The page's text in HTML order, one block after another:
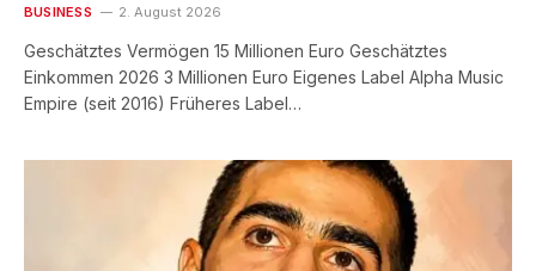
BUSINESS 2. August 2026
Geschätztes Vermögen 15 Millionen Euro Geschätztes
Einkommen 2026 3 Millionen Euro Eigenes Label Alpha Music
Empire (seit 2016) Früheres Label…